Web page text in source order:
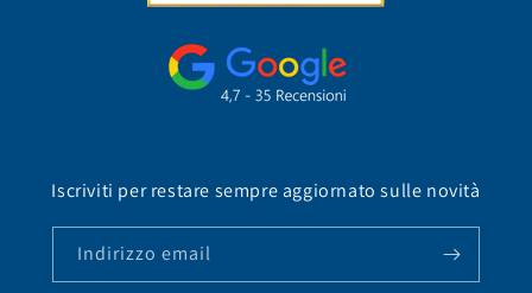
Iscriviti per restare sempre aggiornato sulle novità
Indirizzo email